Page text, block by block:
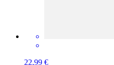
22,99 €